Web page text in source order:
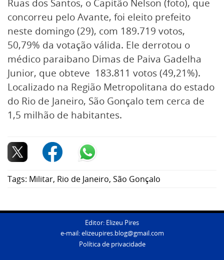
Ruas dos Santos, o Capitão Nelson (foto), que
concorreu pelo Avante, foi eleito prefeito
neste domingo (29), com 189.719 votos,
50,79% da votação válida. Ele derrotou o
médico paraibano Dimas de Paiva Gadelha
Junior, que obteve 183.811 votos (49,21%).
Localizado na Região Metropolitana do estado
do Rio de Janeiro, São Gonçalo tem cerca de
1,5 milhão de habitantes.
Tags: Militar, Rio de Janeiro, São Gonçalo
Editor: Elizeu Pires
e-mail:elizeupires.blog@gmail.com
Política de privacidade